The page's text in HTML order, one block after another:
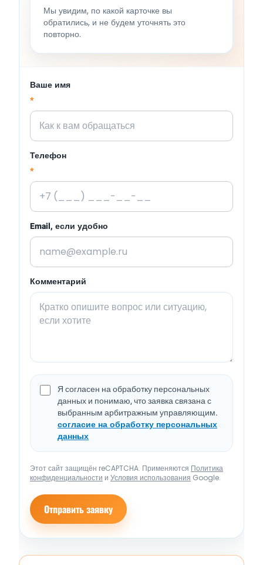
Мы увидим, по какой карточке вы
обратились, и не будем уточнять это
повторно.
Ваше имя
*
Телефон
*
Email, если удобно
Комментарий
Я согласен на обработку персональных
данных и понимаю, что заявка связана с
выбранным арбитражным управляющим.
согласие на обработку персональных
данных
Этот сайт защищён reCAPTCHA. Применяются Политика
конфиденциальности и Условия использования Google.
Отправить заявку